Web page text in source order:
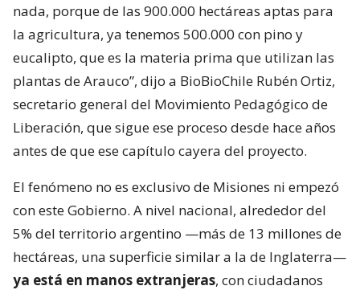
nada, porque de las 900.000 hectáreas aptas para
la agricultura, ya tenemos 500.000 con pino y
eucalipto, que es la materia prima que utilizan las
plantas de Arauco”, dijo a BioBioChile Rubén Ortiz,
secretario general del Movimiento Pedagógico de
Liberación, que sigue ese proceso desde hace años
antes de que ese capítulo cayera del proyecto.
El fenómeno no es exclusivo de Misiones ni empezó
con este Gobierno. A nivel nacional, alrededor del
5% del territorio argentino —más de 13 millones de
hectáreas, una superficie similar a la de Inglaterra—
ya está en manos extranjeras, con ciudadanos